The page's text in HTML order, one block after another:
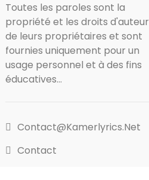
Toutes les paroles sont la
propriété et les droits d'auteur
de leurs propriétaires et sont
fournies uniquement pour un
usage personnel et à des fins
éducatives...
Contact@kamerlyrics.net
Contact